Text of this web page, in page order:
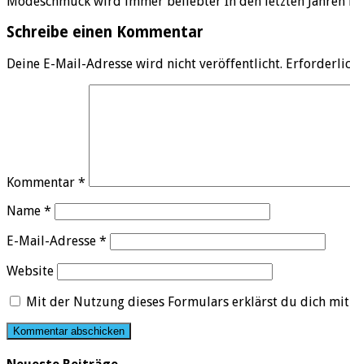
Schreibe einen Kommentar
Deine E-Mail-Adresse wird nicht veröffentlicht.
Kommentar *
Name *
E-Mail-Adresse *
Website
Mit der Nutzung dieses Formulars erklärst du dich